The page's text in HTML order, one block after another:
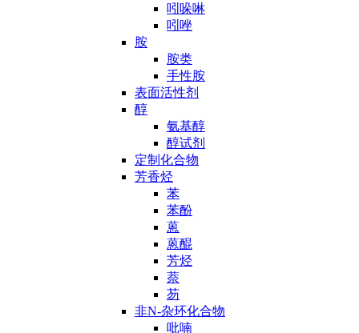
吲哚啉
吲唑
胺
胺类
手性胺
表面活性剂
醇
氨基醇
醇试剂
定制化合物
芳香烃
苯
苯酚
蒽
蒽醌
芳烃
萘
芴
非N-杂环化合物
吡喃